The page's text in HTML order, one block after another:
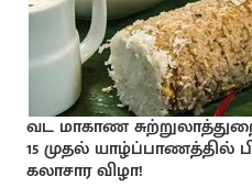
வட மாகாண
15 முதல் யாழ்ப்பாணத்தில்
கலாசார விழா!